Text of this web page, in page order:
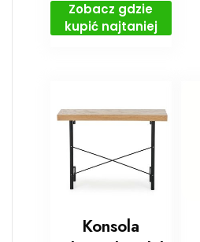
Zobacz gdzie
kupić najtaniej
Konsola